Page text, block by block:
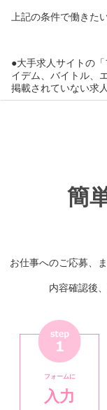
上記の条件で働きた
●大手求人サイトの
イデム、バイトル、
掲載されていない求
簡
お仕事へのご応募、
内容確認後
フォームに
入力